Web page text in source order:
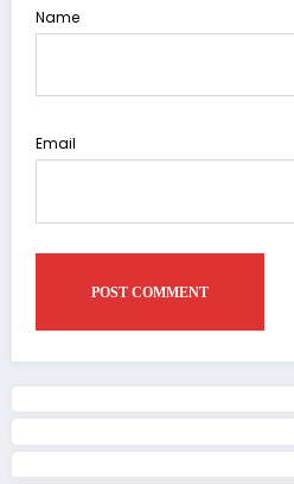
Name
Email